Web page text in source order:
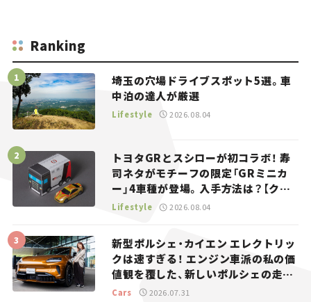
Ranking
埼玉の穴場ドライブスポット5選。車
中泊の達人が厳選
Lifestyle 2026.08.04
トヨタGRとスシローが初コラボ！ 寿
司ネタがモチーフの限定「GRミニカ
ー」4車種が登場。入手方法は？【クル
マとホビー】
Lifestyle 2026.08.04
新型ポルシェ・カイエン エレクトリッ
クは速すぎる！ エンジン車派の私の価
値観を覆した、新しいポルシェの走
り。
Cars 2026.07.31